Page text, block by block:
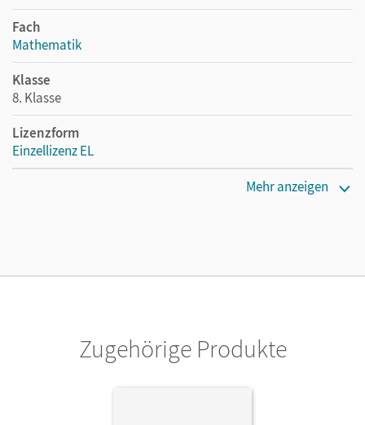
Fach
Mathematik
Klasse
8. Klasse
Lizenzform
Einzellizenz EL
Mehr anzeigen
Zugehörige Produkte